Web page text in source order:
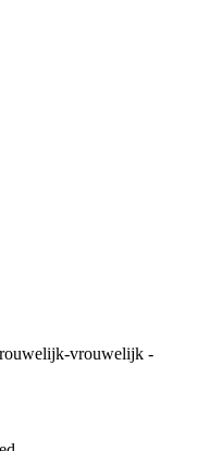
vrouwelijk -